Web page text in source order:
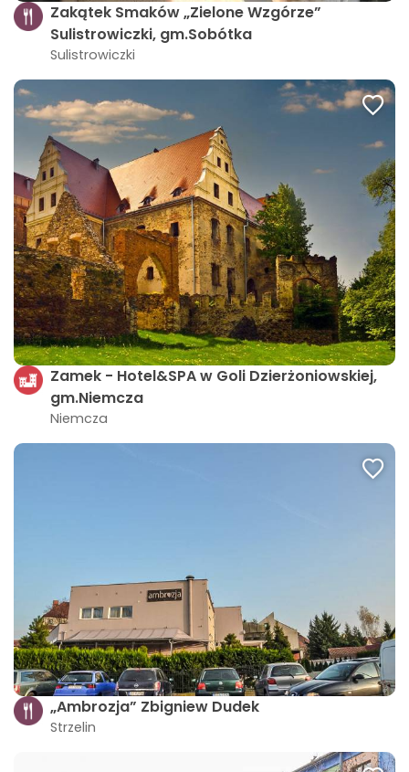
Zakątek Smaków „Zielone Wzgórze”
Sulistrowiczki, gm.Sobótka
Sulistrowiczki
Zamek - Hotel&SPA w Goli Dzierżoniowskiej,
gm.Niemcza
Niemcza
„Ambrozja” Zbigniew Dudek
Strzelin